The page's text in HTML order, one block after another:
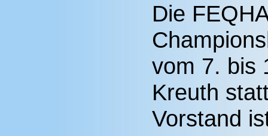
Die
vom 7. bis
Kreuth
Vorstand